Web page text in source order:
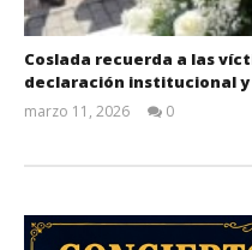
Coslada recuerda a las
declaración institucional
marzo 11, 2026
0